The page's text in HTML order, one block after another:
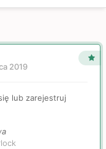
2019
lub zarejestruj